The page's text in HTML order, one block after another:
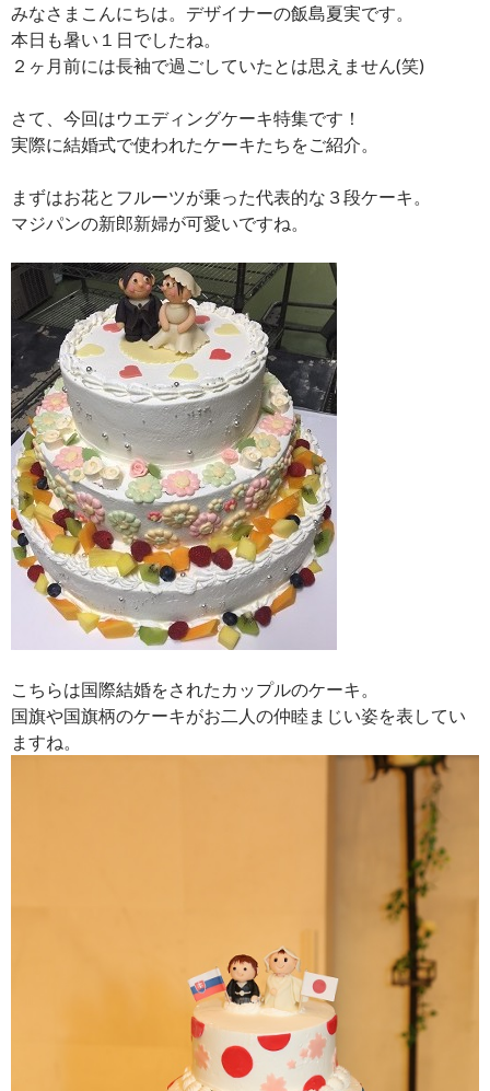
みなさまこんにちは。デザイナーの飯島夏実です。
本日も暑い１日でしたね。
２ヶ月前には長袖で過ごしていたとは思えません(笑)
さて、今回はウエディングケーキ特集です！
実際に結婚式で使われたケーキたちをご紹介。
まずはお花とフルーツが乗った代表的な３段ケーキ。
マジパンの新郎新婦が可愛いですね。
こちらは国際結婚をされたカップルのケーキ。
国旗や国旗柄のケーキがお二人の仲睦まじい姿を表してい
ますね。